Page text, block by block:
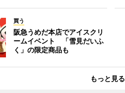
買う
阪急うめだ本店でアイスクリ
ームイベント 「雪見だいふ
く」の限定商品も
もっと見る